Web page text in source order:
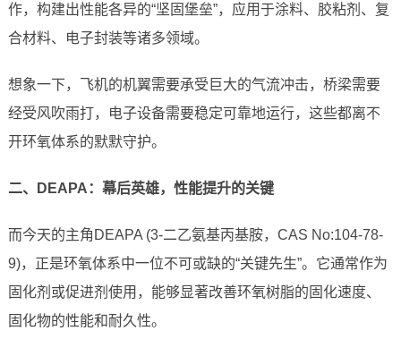
作，构建出性能各异的“坚固堡垒”，应用于涂料、胶粘剂、复
合材料、电子封装等诸多领域。
想象一下，飞机的机翼需要承受巨大的气流冲击，桥梁需要
经受风吹雨打，电子设备需要稳定可靠地运行，这些都离不
开环氧体系的默默守护。
二、DEAPA：幕后英雄，性能提升的关键
而今天的主角DEAPA (3-二乙氨基丙基胺，CAS No:104-78-
9)，正是环氧体系中一位不可或缺的“关键先生”。它通常作为
固化剂或促进剂使用，能够显著改善环氧树脂的固化速度、
固化物的性能和耐久性。